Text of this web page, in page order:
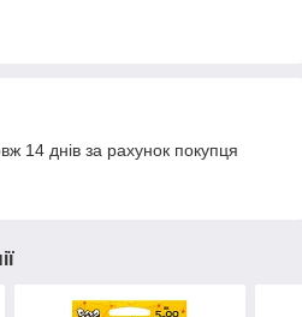
14 днів за рахунок покупця